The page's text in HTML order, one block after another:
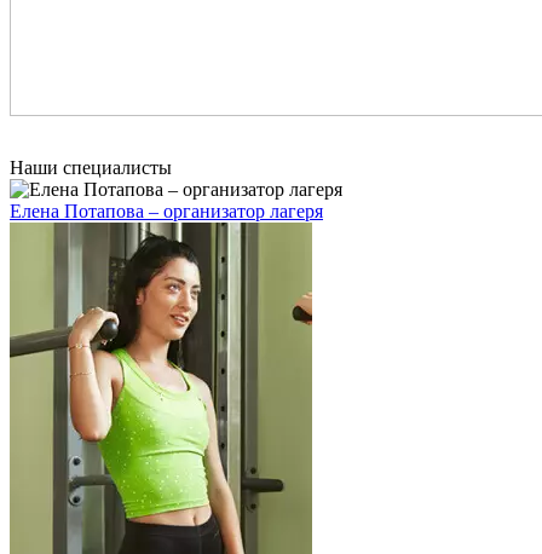
Наши специалисты
Елена Потапова – организатор лагеря